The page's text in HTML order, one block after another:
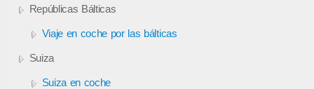
Repúblicas Bálticas
Viaje en coche por las bálticas
Suiza
Suiza en coche